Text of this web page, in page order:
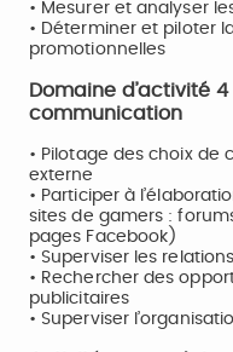
• Mesurer et analyser
• Déterminer et piloter
promotionnelles
Domaine d’activité
communication
• Pilotage des choix
externe
• Participer à
sites de gamers :
pages Facebook)
• Superviser les
• Rechercher des
publicitaires
• Superviser